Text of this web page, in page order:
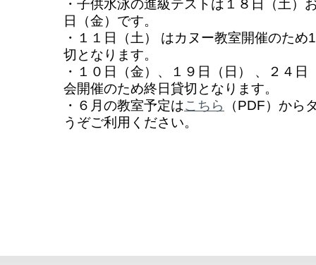
・子供水泳の進級テストは１８日（土）
日（金）です。
・１１日（土） はカヌー教室開催のた
切となります。
・１０日（金）、１９日（日） 、２４
会開催のため終日貸切となります。
・６月の教室予定はこちら
（PDF）から
うぞご利用ください。